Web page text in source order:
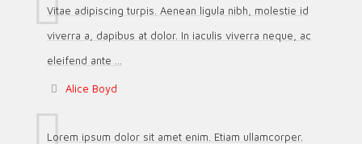
Vitae adipiscing turpis. Aenean ligula nibh, molestie id
viverra a, dapibus at dolor. In iaculis viverra neque, ac
eleifend ante ...
Alice Boyd
Lorem ipsum dolor sit amet enim. Etiam ullamcorper.